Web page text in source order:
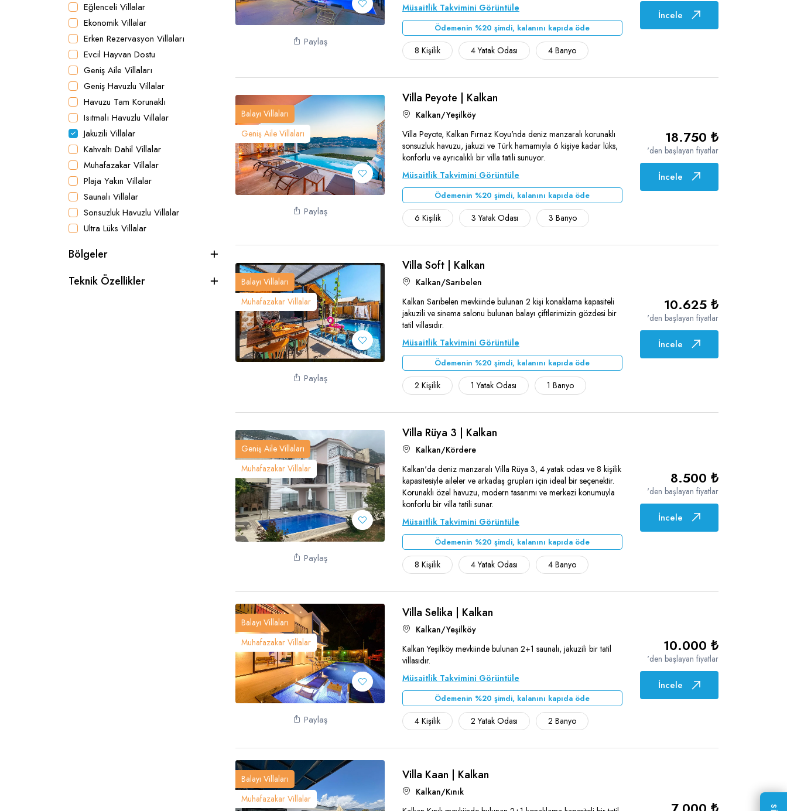
Eğlenceli Villalar
Ekonomik Villalar
Erken Rezervasyon Villaları
Evcil Hayvan Dostu
Geniş Aile Villaları
Geniş Havuzlu Villalar
Havuzu Tam Korunaklı
Isıtmalı Havuzlu Villalar
Jakuzili Villalar
Kahvaltı Dahil Villalar
Muhafazakar Villalar
Plaja Yakın Villalar
Saunalı Villalar
Sonsuzluk Havuzlu Villalar
Ultra Lüks Villalar
Bölgeler
Teknik Özellikler
Paylaş
Müsaitlik Takvimini Görüntüle
Ödemenin %20 şimdi, kalanını kapıda öde
8 Kişilik 4 Yatak Odası 4 Banyo
İncele
Balayı Villaları
Geniş Aile Villaları
Paylaş
Teşekkür Ederiz
Villa Peyote | Kalkan
Kalkan/Yeşilköy
Villa Peyote, Kalkan Fırnaz Koyu'nda deniz manzaralı korunaklı
sonsuzluk havuzu, jakuzi ve Türk hamamıyla 6 kişiye kadar lüks,
konforlu ve ayrıcalıklı bir villa tatili sunuyor.
Müsaitlik Takvimini Görüntüle
Ödemenin %20 şimdi, kalanını kapıda öde
6 Kişilik 3 Yatak Odası 3 Banyo
18.750 ₺
'den başlayan fiyatlar
İncele
Balayı Villaları
Muhafazakar Villalar
Paylaş
Teşekkür Ederiz
Villa Soft | Kalkan
Kalkan/Sarıbelen
Kalkan Sarıbelen mevkiinde bulunan 2 kişi konaklama kapasiteli
jakuzili ve sinema salonu bulunan balayı çiftlerimizin gözdesi bir
tatil villasıdır.
Müsaitlik Takvimini Görüntüle
Ödemenin %20 şimdi, kalanını kapıda öde
2 Kişilik 1 Yatak Odası 1 Banyo
10.625 ₺
'den başlayan fiyatlar
İncele
Geniş Aile Villaları
Muhafazakar Villalar
Paylaş
Teşekkür Ederiz
Villa Rüya 3 | Kalkan
Kalkan/Kördere
Kalkan'da deniz manzaralı Villa Rüya 3, 4 yatak odası ve 8 kişilik
kapasitesiyle aileler ve arkadaş grupları için ideal bir seçenektir.
Korunaklı özel havuzu, modern tasarımı ve merkezi konumuyla
konforlu bir villa tatili sunar.
Müsaitlik Takvimini Görüntüle
Ödemenin %20 şimdi, kalanını kapıda öde
8 Kişilik 4 Yatak Odası 4 Banyo
8.500 ₺
'den başlayan fiyatlar
İncele
Balayı Villaları
Muhafazakar Villalar
Paylaş
Teşekkür Ederiz
Villa Selika | Kalkan
Kalkan/Yeşilköy
Kalkan Yeşilköy mevkiinde bulunan 2+1 saunalı, jakuzili bir tatil
villasıdır.
Müsaitlik Takvimini Görüntüle
Ödemenin %20 şimdi, kalanını kapıda öde
4 Kişilik 2 Yatak Odası 2 Banyo
10.000 ₺
'den başlayan fiyatlar
İncele
Balayı Villaları
Muhafazakar Villalar
Villa Kaan | Kalkan
Kalkan/Kınık